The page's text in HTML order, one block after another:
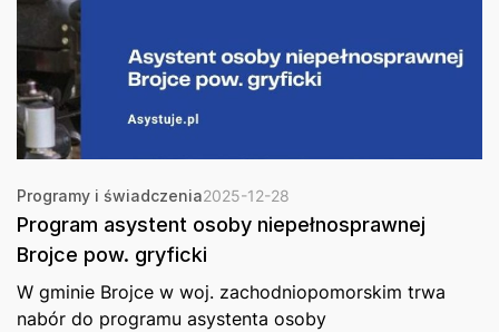
Programy i świadczenia2025-12-28
Program asystent osoby niepełnosprawnej
Brojce pow. gryficki
W gminie Brojce w woj. zachodniopomorskim trwa
nabór do programu asystenta osoby